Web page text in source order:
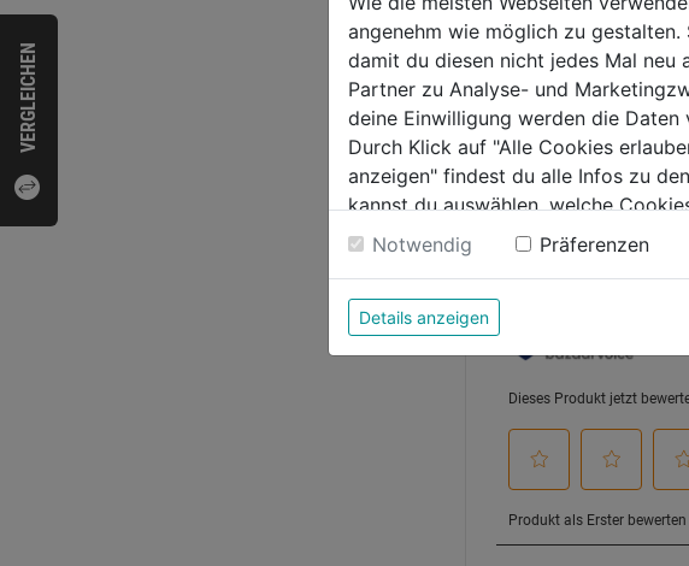
VERGLEICHEN
0.0 (0)
0.0
5
Sternen.
6,59€
Bewertung
angenehm wie möglich zu
damit du diesen nicht jedes Mal neu
Partner zu Analyse- und
deine Einwilligung werden die
Durch Klick auf "Alle Cookies
anzeigen" findest du alle Infos zu
kannst du auswählen, welche
Weitere Informationen findest du in
Notwendig Präferenzen
Details anzeigen